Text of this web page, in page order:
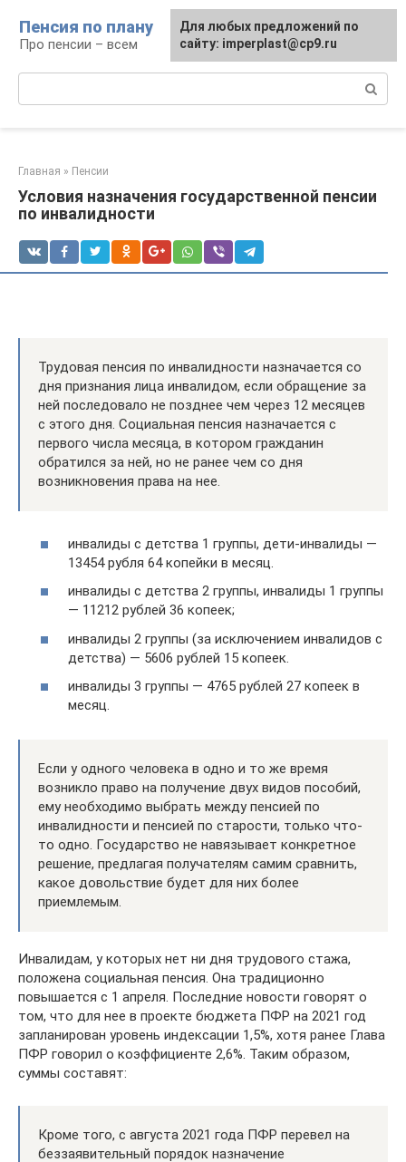
контенту
Пенсия по плану
Про пенсии – всем
Главная » Пенсии
Условия назначения государственной пенсии
по инвалидности
Трудовая пенсия по инвалидности назначается со
дня признания лица инвалидом, если обращение за
ней последовало не позднее чем через 12 месяцев
с этого дня. Социальная пенсия назначается с
первого числа месяца, в котором гражданин
обратился за ней, но не ранее чем со дня
возникновения права на нее.
инвалиды с детства 1 группы, дети-инвалиды —
13454 рубля 64 копейки в месяц.
инвалиды с детства 2 группы, инвалиды 1 группы
— 11212 рублей 36 копеек;
инвалиды 2 группы (за исключением инвалидов с
детства) — 5606 рублей 15 копеек.
инвалиды 3 группы — 4765 рублей 27 копеек в
месяц.
Если у одного человека в одно и то же время
возникло право на получение двух видов пособий,
ему необходимо выбрать между пенсией по
инвалидности и пенсией по старости, только что-
то одно. Государство не навязывает конкретное
решение, предлагая получателям самим сравнить,
какое довольствие будет для них более
приемлемым.
Инвалидам, у которых нет ни дня трудового стажа,
положена социальная пенсия. Она традиционно
повышается с 1 апреля. Последние новости говорят о
том, что для нее в проекте бюджета ПФР на 2021 год
запланирован уровень индексации 1,5%, хотя ранее Глава
ПФР говорил о коэффициенте 2,6%. Таким образом,
суммы составят:
Кроме того, с августа 2021 года ПФР перевел на
беззаявительный порядок назначение
Для любых предложений по
сайту: imperplast@cp9.ru